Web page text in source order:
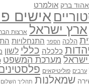
אהוד ברק אולמרט
אישים
ארץ ישראל ארצות
הלכה הספר התנחלויות
יהדות כלכלה כללי לשון
מערכת המשפט
ערבים פוליטיקאים
שמאלנות תהליך השלום